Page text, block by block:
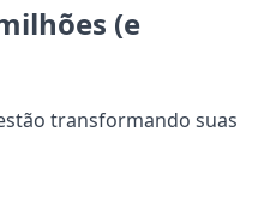
(e
transformando suas